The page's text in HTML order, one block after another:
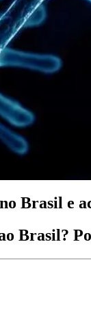
Brasil e
Brasil?